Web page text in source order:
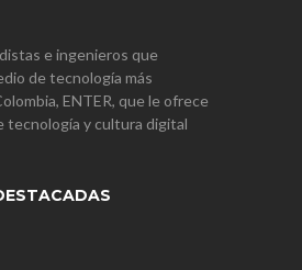
e ingenieros que
de tecnología más
ENTER, que le ofrece
tecnología y cultura digital